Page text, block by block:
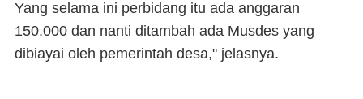
Yang selama ini perbidang itu ada anggaran
150.000 dan nanti ditambah ada Musdes yang
dibiayai oleh pemerintah desa," jelasnya.